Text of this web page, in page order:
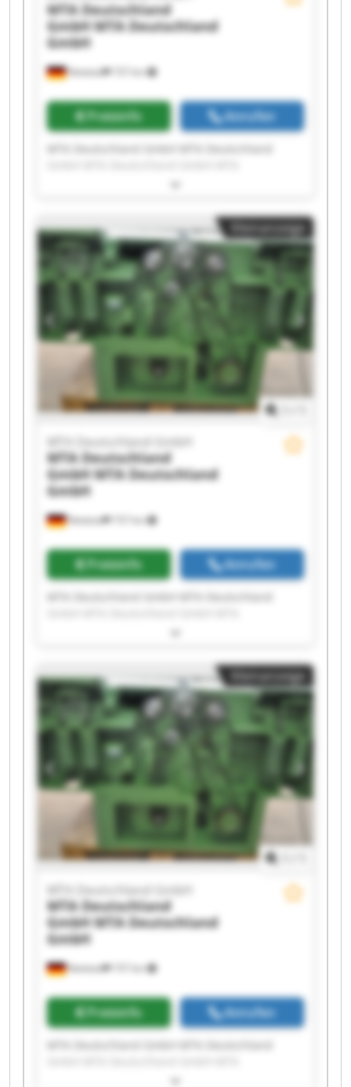
Nettetal 737 km
MTA Deutschland
GmbHMTA Deutschland
GmbH
Preisinfo Anrufen
Deutschland GmbH MTA Deutschland GmbH
GmbH MTA Deutschland GmbH MTA
Deutschland GmbH MTA Deutschland GmbH
MTA Deutschland GmbH MTA Deutschland
GmbH MTA Deutschland GmbH MTA
Deutschland GmbH MTA Deutschland GmbH
MTA Deutschland GmbH MTA Deutschland
GmbH MTA Deutschland GmbH MTA
Deutschland GmbH MTA Deutschland GmbH
Kleinanzeige
Nettetal 737 km
MTA Deutschland GmbH
MTA Deutschland
GmbHMTA Deutschland
GmbH
Preisinfo Anrufen
Deutschland GmbH MTA Deutschland GmbH
GmbH MTA Deutschland GmbH MTA
Deutschland GmbH MTA Deutschland GmbH
MTA Deutschland GmbH MTA Deutschland
GmbH MTA Deutschland GmbH MTA
Deutschland GmbH MTA Deutschland GmbH
MTA Deutschland GmbH MTA Deutschland
GmbH MTA Deutschland GmbH MTA
Deutschland GmbH MTA Deutschland GmbH
Kleinanzeige
Nettetal 737 km
MTA Deutschland GmbH
MTA Deutschland
GmbHMTA Deutschland
GmbH
Preisinfo Anrufen
Deutschland GmbH MTA Deutschland GmbH